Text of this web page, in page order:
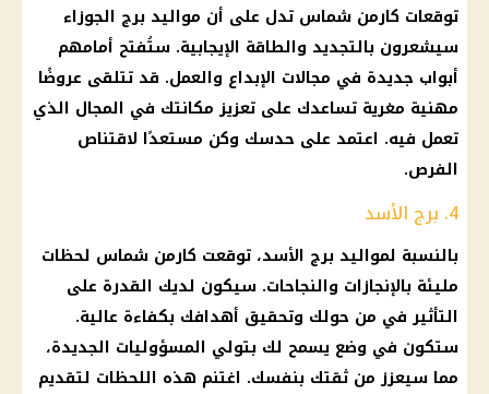
توقعات كارمن شماس تدل على أن مواليد برج الجوزاء
سيشعرون بالتجديد والطاقة الإيجابية. ستُفتح أمامهم
أبواب جديدة في مجالات الإبداع والعمل. قد تتلقى عروضًا
مهنية مغرية تساعدك على تعزيز مكانتك في المجال الذي
تعمل فيه. اعتمد على حدسك وكن مستعدًا لاقتناص
الفرص.
4. برج الأسد
بالنسبة لمواليد برج الأسد، توقعت كارمن شماس لحظات
مليئة بالإنجازات والنجاحات. سيكون لديك القدرة على
التأثير في من حولك وتحقيق أهدافك بكفاءة عالية.
ستكون في وضع يسمح لك بتولي المسؤوليات الجديدة،
مما سيعزز من ثقتك بنفسك. اغتنم هذه اللحظات لتقديم